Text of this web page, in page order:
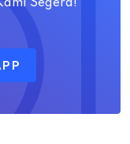
Segera!